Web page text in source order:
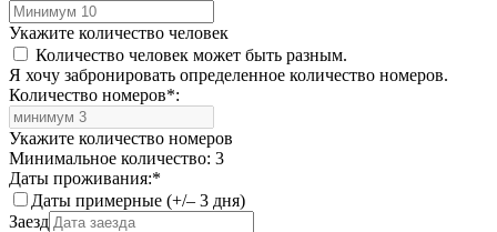
Укажите количество человек
Количество человек может быть разным.
Я хочу забронировать определенное количество номеров.
Количество номеров*:
Укажите количество номеров
Минимальное количество: 3
Даты проживания:*
Даты примерные (+/– 3 дня)
Заезд